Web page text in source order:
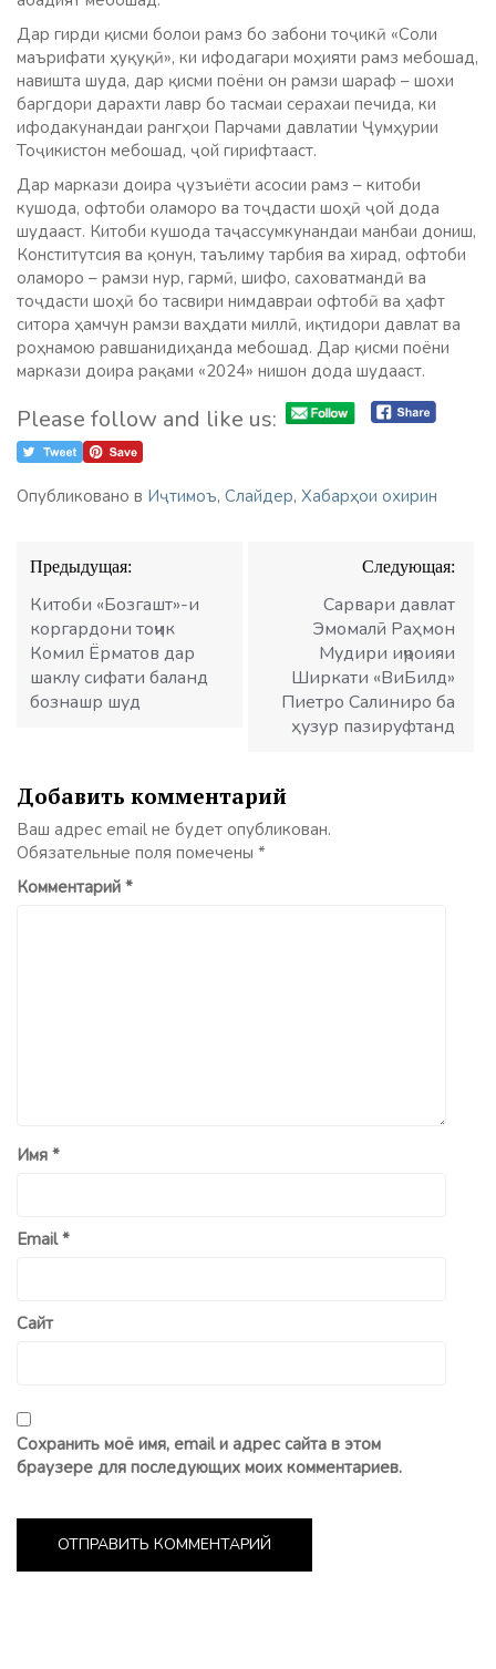
Дар гирди қисми болои рамз бо забони тоҷикӣ «Соли
маърифати ҳуқуқӣ», ки ифодагари моҳияти рамз мебошад,
навишта шуда, дар қисми поёни он рамзи шараф – шохи
баргдори дарахти лавр бо тасмаи серахаи печида, ки
ифодакунандаи рангҳои Парчами давлатии Ҷумҳурии
Тоҷикистон мебошад, ҷой гирифтааст.
Дар маркази доира ҷузъиёти асосии рамз – китоби
кушода, офтоби оламоро ва тоҷдасти шоҳӣ ҷой дода
шудааст. Китоби кушода таҷассумкунандаи манбаи дониш,
Конститутсия ва қонун, таълиму тарбия ва хирад, офтоби
оламоро – рамзи нур, гармӣ, шифо, саховатмандӣ ва
тоҷдасти шоҳӣ бо тасвири нимдавраи офтобӣ ва ҳафт
ситора ҳамчун рамзи ваҳдати миллӣ, иқтидори давлат ва
роҳнамою равшанидиҳанда мебошад. Дар қисми поёни
маркази доира рақами «2024» нишон дода шудааст.
Please follow and like us:
Опубликовано в Иҷтимоъ, Слайдер, Хабарҳои охирин
Навигация
по
записям
Предыдущая:
Китоби «Бозгашт»-и
коргардони тоҷик
Комил Ёрматов дар
шаклу сифати баланд
бознашр шуд
Следующая:
Сарвари давлат
Эмомалӣ Раҳмон
Мудири иҷроияи
Ширкати «ВиБилд»
Пиетро Салиниро ба
ҳузур пазируфтанд
Добавить комментарий
Ваш адрес email не будет опубликован.
Обязательные поля помечены *
Комментарий *
Имя *
Email*
Сайт
Сохранить моё имя, email и адрес сайта в этом
браузере для последующих моих комментариев.